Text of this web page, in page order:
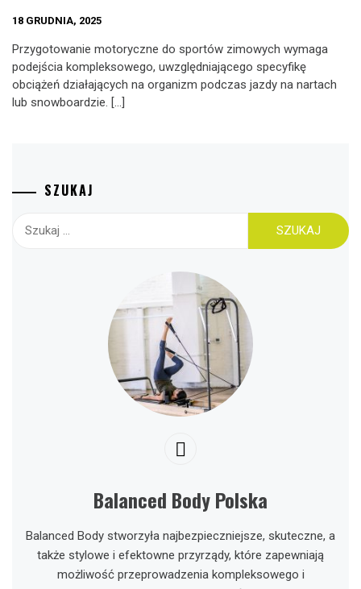
18 GRUDNIA, 2025
Przygotowanie motoryczne do sportów zimowych wymaga
podejścia kompleksowego, uwzględniającego specyfikę
obciążeń działających na organizm podczas jazdy na nartach
lub snowboardzie. […]
SZUKAJ
Balanced Body Polska
Balanced Body stworzyła najbezpieczniejsze, skuteczne, a
także stylowe i efektowne przyrządy, które zapewniają
możliwość przeprowadzenia kompleksowego i